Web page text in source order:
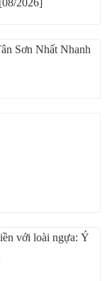
2026]
Sơn Nhất Nhanh
với loài ngựa: Ý